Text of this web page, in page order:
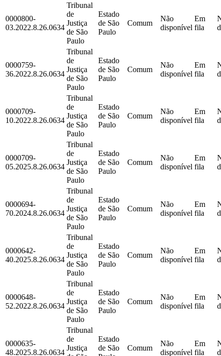
0000800-
03.2022.8.26.0634
Tribunal
de
Justiça
de São
Paulo
Estado
de São
Paulo
Comum
Não
disponível
Em
fila
0000759-
36.2022.8.26.0634
Tribunal
de
Justiça
de São
Paulo
Estado
de São
Paulo
Comum
Não
disponível
Em
fila
0000709-
10.2022.8.26.0634
Tribunal
de
Justiça
de São
Paulo
Estado
de São
Paulo
Comum
Não
disponível
Em
fila
0000709-
05.2025.8.26.0634
Tribunal
de
Justiça
de São
Paulo
Estado
de São
Paulo
Comum
Não
disponível
Em
fila
0000694-
70.2024.8.26.0634
Tribunal
de
Justiça
de São
Paulo
Estado
de São
Paulo
Comum
Não
disponível
Em
fila
0000642-
40.2025.8.26.0634
Tribunal
de
Justiça
de São
Paulo
Estado
de São
Paulo
Comum
Não
disponível
Em
fila
0000648-
52.2022.8.26.0634
Tribunal
de
Justiça
de São
Paulo
Estado
de São
Paulo
Comum
Não
disponível
Em
fila
0000635-
48.2025.8.26.0634
Tribunal
de
Justiça
Estado
de São
Comum
Não
disponível
Em
fila